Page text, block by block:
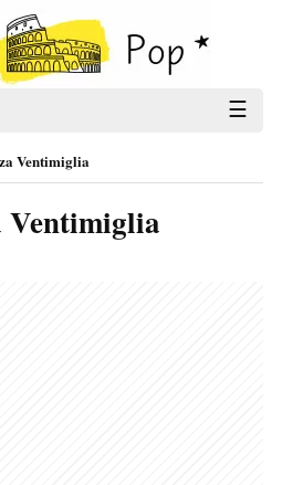
☰
Ventimiglia
Ventimiglia